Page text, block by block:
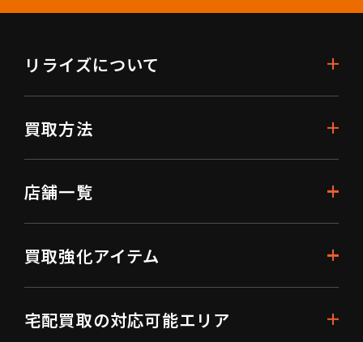
リライズについて
買取方法
店舗一覧
買取強化アイテム
宅配買取の対応可能エリア